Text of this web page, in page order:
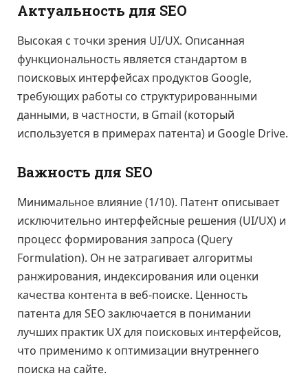
Актуальность для SEO
Высокая с точки зрения UI/UX. Описанная
функциональность является стандартом в
поисковых интерфейсах продуктов Google,
требующих работы со структурированными
данными, в частности, в Gmail (который
используется в примерах патента) и Google Drive.
Важность для SEO
Минимальное влияние (1/10). Патент описывает
исключительно интерфейсные решения (UI/UX) и
процесс формирования запроса (Query
Formulation). Он не затрагивает алгоритмы
ранжирования, индексирования или оценки
качества контента в веб-поиске. Ценность
патента для SEO заключается в понимании
лучших практик UX для поисковых интерфейсов,
что применимо к оптимизации внутреннего
поиска на сайте.